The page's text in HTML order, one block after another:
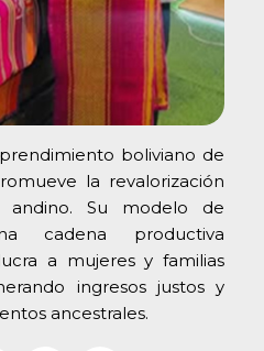
boliviano de
la revalorización
andino. Su modelo de
cadena productiva
a mujeres y familias
ingresos justos y
ancestrales.